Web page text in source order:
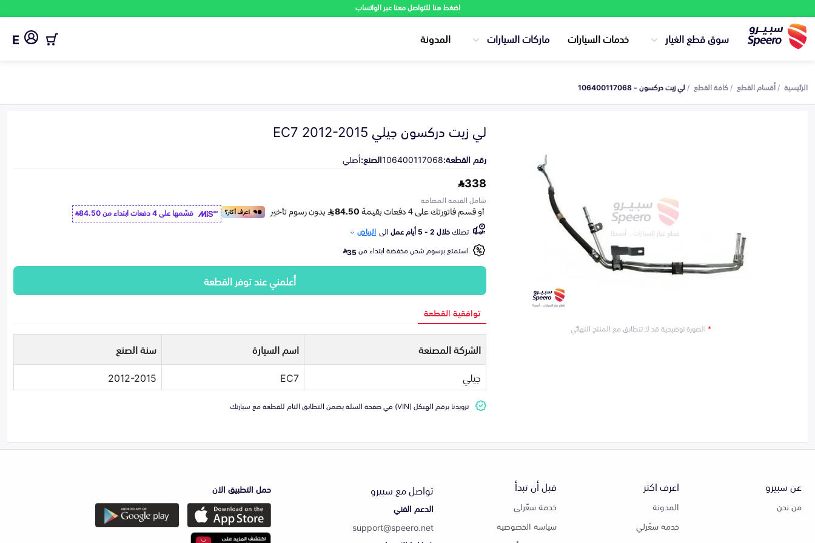
اضغط هنا للتواصل معنا عبر الواتساب
سوق قطع الغيار خدمات السيارات ماركات السيارات المدونة E
الرئيسية أقسام القطع كافة القطع لي زيت دركسون - 106400117068
*الصورة توضيحية قد لا تتطابق مع المنتج النهائي
لي زيت دركسون جيلي EC7 2012-2015
رقم القطعة:106400117068الصنع:أصلي
338
شامل القيمة المضافة
قسّمها على 4 دفعات ابتداء من
84.50
تصلكخلال 2 - 5 أيام عمل الى الرياض
استمتع برسوم شحن مخفضة ابتداء من35
أعلمني عند توفر القطعة
توافقية القطعة
الشركة المصنعة اسم السيارة
سنة الصنع
جيلي
EC7
2012-2015
تزويدنا برقم الهيكل (VIN) في صفحة السلة يضمن التطابق التام للقطعة مع سيارتك
عن سبيرو
من نحن
اعرف اكثر
المدونة
خدمة سعّرلي
قبل أن تبدأ
خدمة سعّرلي
سياسة الخصوصية
تواصل مع سبيرو
الدعم الفني
support@speero.net
حمل التطبيق الان